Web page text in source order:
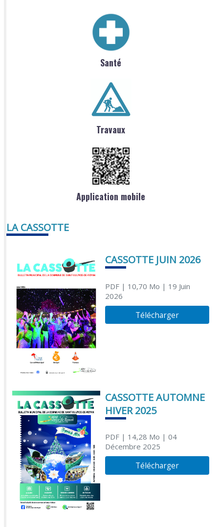
Santé
Travaux
Application mobile
LA CASSOTTE
CASSOTTE JUIN 2026
PDF| 10,70 Mo | 19 Juin
2026
Télécharger
CASSOTTE AUTOMNE
HIVER 2025
PDF| 14,28 Mo | 04
Décembre 2025
Télécharger